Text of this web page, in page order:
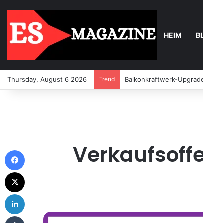
HEIM
Thursday, August 6 2026 Trend Balkonkraftwerk-
Tumblr